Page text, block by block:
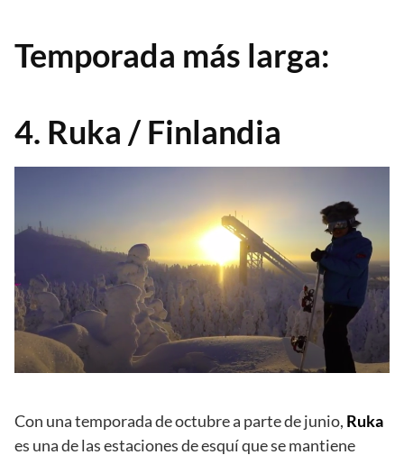
Temporada más larga:
4. Ruka / Finlandia
Con una temporada de octubre a parte de junio, Ruka
es una de las estaciones de esquí que se mantiene